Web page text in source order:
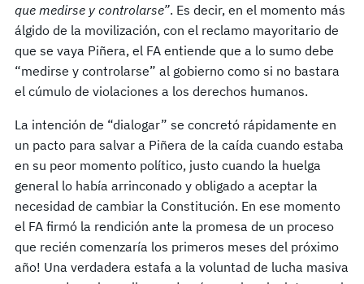
que medirse y controlarse”. Es decir, en el momento más
álgido de la movilización, con el reclamo mayoritario de
que se vaya Piñera, el FA entiende que a lo sumo debe
“medirse y controlarse” al gobierno como si no bastara
el cúmulo de violaciones a los derechos humanos.
La intención de “dialogar” se concretó rápidamente en
un pacto para salvar a Piñera de la caída cuando estaba
en su peor momento político, justo cuando la huelga
general lo había arrinconado y obligado a aceptar la
necesidad de cambiar la Constitución. En ese momento
el FA firmó la rendición ante la promesa de un proceso
que recién comenzaría los primeros meses del próximo
año! Una verdadera estafa a la voluntad de lucha masiva